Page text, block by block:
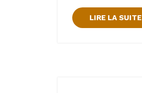
LIRE LA SUITE